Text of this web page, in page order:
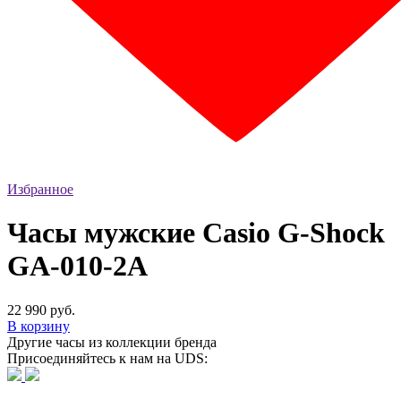
Избранное
Часы мужские Casio G-Shock
GA-010-2A
22 990 руб.
В корзину
Другие часы из коллекции бренда
Присоединяйтесь к нам на UDS: